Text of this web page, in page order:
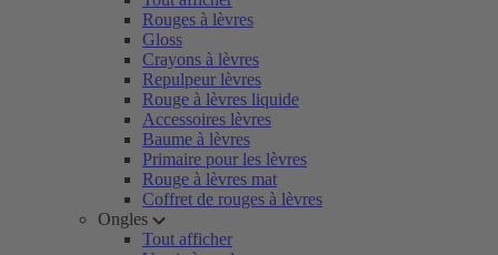
Rouges à lèvres
Gloss
Crayons à lèvres
Repulpeur lèvres
Rouge à lèvres liquide
Accessoires lèvres
Baume à lèvres
Primaire pour les lèvres
Rouge à lèvres mat
Coffret de rouges à lèvres
Ongles
Tout afficher